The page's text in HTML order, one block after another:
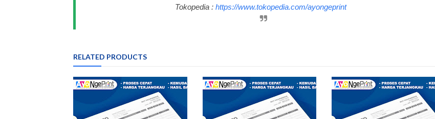
Tokopedia : https://www.tokopedia.com/ayongeprint
RELATED PRODUCTS